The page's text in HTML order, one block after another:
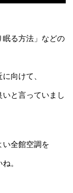
眠る方法」などの
向けて、
と言っていまし
い全館空調を
。